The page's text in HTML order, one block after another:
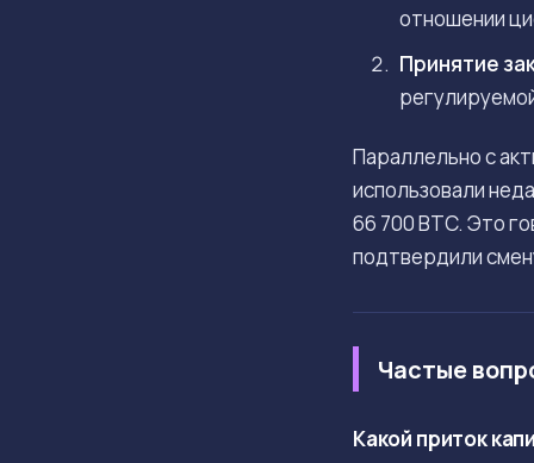
отношении
Принятие
Параллельно с
использовали
66 700 BTC. Это
подтвердили
Частые
Какой приток